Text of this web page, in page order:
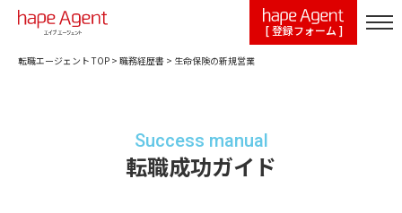
[ 登録フォーム ]
転職エージェント TOP > 職務経歴書 > 生命保険の新規営業
Success manual
転職成功ガイド